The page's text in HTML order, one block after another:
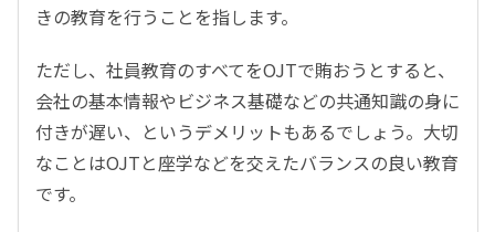
きの教育を行うことを指します。
ただし、社員教育のすべてをOJTで賄おうとすると、
会社の基本情報やビジネス基礎などの共通知識の身に
付きが遅い、というデメリットもあるでしょう。大切
なことはOJTと座学などを交えたバランスの良い教育
です。